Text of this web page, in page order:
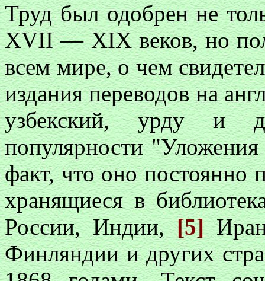
Труд был одобрен не
XVII — XIX веков, но
всем мире, о чем
издания переводов на
узбекский, урду и
популярности "Уложения
факт, что оно постоянно
хранящиеся в
России, Индии,[5]
Финляндии и других